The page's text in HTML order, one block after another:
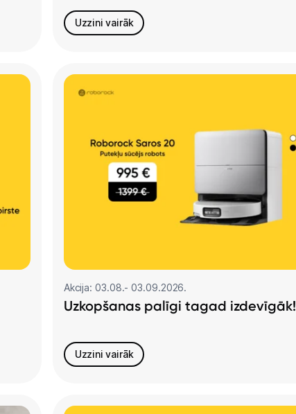
Uzzini vairāk
Akcija: 03.08.- 03.09.2026.
Uzkopšanas palīgi tagad izdevīgāk!
Uzzini vairāk